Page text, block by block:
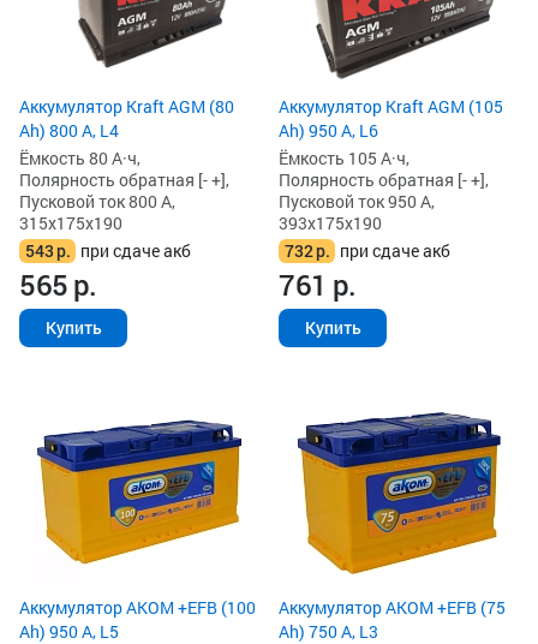
Аккумулятор Kraft AGM (80
Ah) 800 А, L4
Ёмкость 80 А·ч,
Полярность обратная [- +],
Пусковой ток 800 А,
315x175x190
543р. при сдаче акб
565р.
Купить
Аккумулятор Kraft AGM (105
Ah) 950 А, L6
Ёмкость 105 А·ч,
Полярность обратная [- +],
Пусковой ток 950 А,
393x175x190
732р. при сдаче акб
761 р.
Купить
Аккумулятор AKOM +EFB (100
Ah) 950 А, L5
Аккумулятор AKOM +EFB (75
Ah) 750 А, L3